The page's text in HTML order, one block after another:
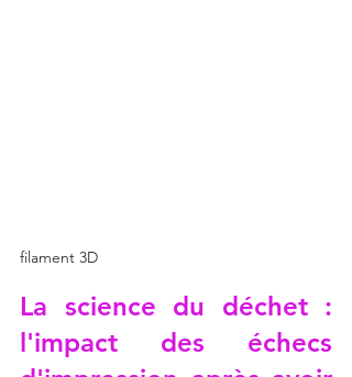
filament 3D
La science du déchet :
l'impact des échecs